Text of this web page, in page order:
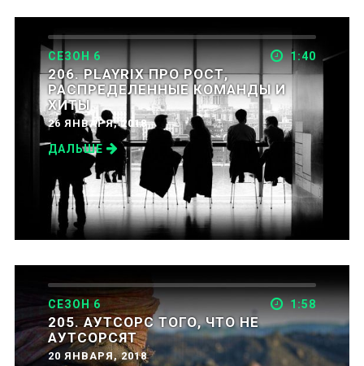
СЕЗОН 6 1:40
206. PLAYRIX ПРО РОСТ,
РАСПРЕДЕЛЕННЫЕ КОМАНДЫ И
ХИТЫ
26 ЯНВАРЯ, 2018
ДАЛЬШЕ
СЕЗОН 6 1:58
205. АУТСОРС ТОГО, ЧТО НЕ
АУТСОРСЯТ
20 ЯНВАРЯ, 2018